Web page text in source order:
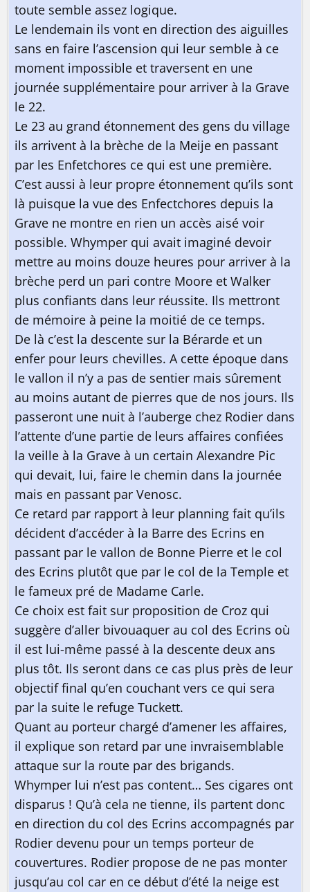
toute semble assez logique.
Le lendemain ils vont en direction des aiguilles
sans en faire l’ascension qui leur semble à ce
moment impossible et traversent en une
journée supplémentaire pour arriver à la Grave
le 22.
Le 23 au grand étonnement des gens du village
ils arrivent à la brèche de la Meije en passant
par les Enfetchores ce qui est une première.
C’est aussi à leur propre étonnement qu’ils sont
là puisque la vue des Enfectchores depuis la
Grave ne montre en rien un accès aisé voir
possible. Whymper qui avait imaginé devoir
mettre au moins douze heures pour arriver à la
brèche perd un pari contre Moore et Walker
plus confiants dans leur réussite. Ils mettront
de mémoire à peine la moitié de ce temps.
De là c’est la descente sur la Bérarde et un
enfer pour leurs chevilles. A cette époque dans
le vallon il n’y a pas de sentier mais sûrement
au moins autant de pierres que de nos jours. Ils
passeront une nuit à l’auberge chez Rodier dans
l’attente d’une partie de leurs affaires confiées
la veille à la Grave à un certain Alexandre Pic
qui devait, lui, faire le chemin dans la journée
mais en passant par Venosc.
Ce retard par rapport à leur planning fait qu’ils
décident d’accéder à la Barre des Ecrins en
passant par le vallon de Bonne Pierre et le col
des Ecrins plutôt que par le col de la Temple et
le fameux pré de Madame Carle.
Ce choix est fait sur proposition de Croz qui
suggère d’aller bivouaquer au col des Ecrins où
il est lui-même passé à la descente deux ans
plus tôt. Ils seront dans ce cas plus près de leur
objectif final qu’en couchant vers ce qui sera
par la suite le refuge Tuckett.
Quant au porteur chargé d’amener les affaires,
il explique son retard par une invraisemblable
attaque sur la route par des brigands.
Whymper lui n’est pas content… Ses cigares ont
disparus ! Qu’à cela ne tienne, ils partent donc
en direction du col des Ecrins accompagnés par
Rodier devenu pour un temps porteur de
couvertures. Rodier propose de ne pas monter
jusqu’au col car en ce début d’été la neige est